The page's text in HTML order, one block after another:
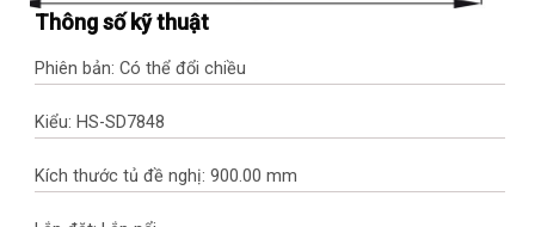
Thông số kỹ thuật
Phiên bản: Có thể đổi chiều
Kiểu: HS-SD7848
Kích thước tủ đề nghị: 900.00 mm